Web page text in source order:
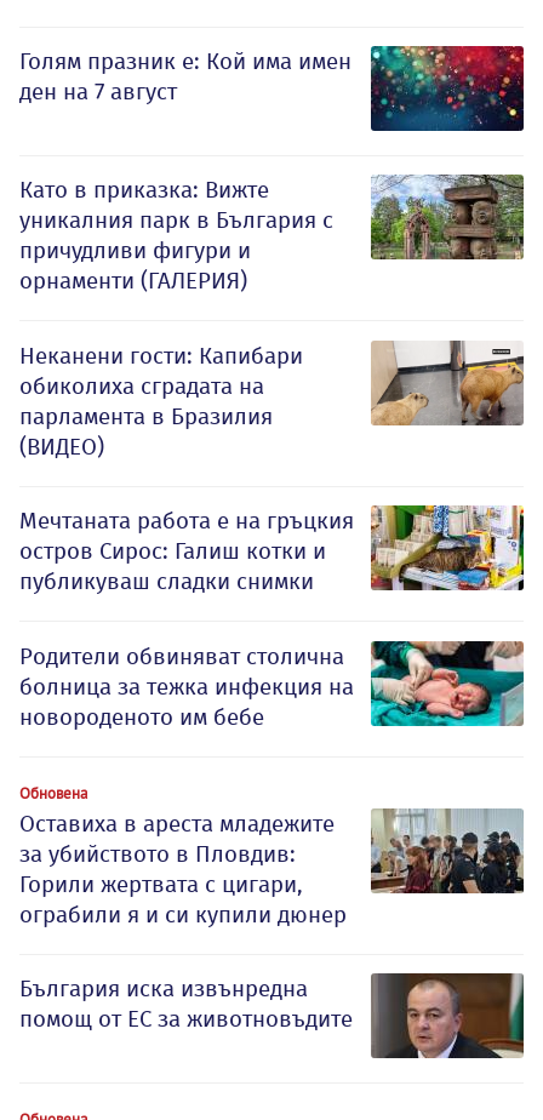
Голям празник е: Кой има имен
ден на 7 август
Като в приказка: Вижте
уникалния парк в България с
причудливи фигури и
орнаменти (ГАЛЕРИЯ)
Неканени гости: Капибари
обиколиха сградата на
парламента в Бразилия
(ВИДЕО)
Мечтаната работа е на гръцкия
остров Сирос: Галиш котки и
публикуваш сладки снимки
Родители обвиняват столична
болница за тежка инфекция на
новороденото им бебе
Обновена
Оставиха в ареста младежите
за убийството в Пловдив:
Горили жертвата с цигари,
ограбили я и си купили дюнер
България иска извънредна
помощ от ЕС за животновъдите